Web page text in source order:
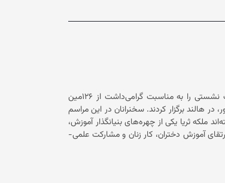
انجمن موسوم به «همبستگی زنان افغان» و سازمان «زنان دارای اولویت» به طور مشترک نشستی را به مناسبت گرامی‌داشت از ۱۲۶‌مین
سالگرد تولد ملکه ثریا، همسر شاه امان‌الله خان و از بنیان‌گذاران حق آموزش دختران در کشور، در هالند برگزار کردند. سخنرانان در این مراسم
ثریا سخنرانی و بحث‌های علمی ارائه کردند. سخنرانان گفته‌‌اند ملکه ثریا یکی از چهره‌های بنیانگذار آموزش،
که ملکه ثریا در زمینه ارتقای آموزش دختران، کار زنان و مشارکت علمی-